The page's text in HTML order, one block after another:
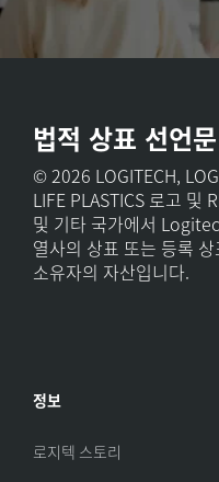
법적 상표 선언문
© 2026 LOGITECH,
LIFE PLASTICS 로고 및
및 기타 국가에서
열사의 상표 또는 등록
소유자의 자산입니다.
정보
로지텍 스토리